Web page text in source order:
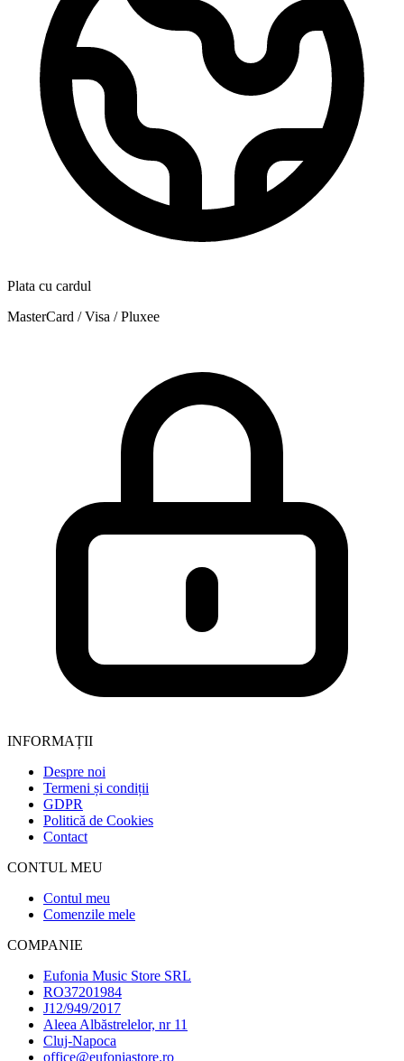
Plata cu cardul
MasterCard / Visa / Pluxee
INFORMAȚII
Despre noi
Termeni și condiții
GDPR
Politică de Cookies
Contact
CONTUL MEU
Contul meu
Comenzile mele
COMPANIE
Eufonia Music Store SRL
RO37201984
J12/949/2017
Aleea Albăstrelelor, nr 11
Cluj-Napoca
office@eufoniastore.ro